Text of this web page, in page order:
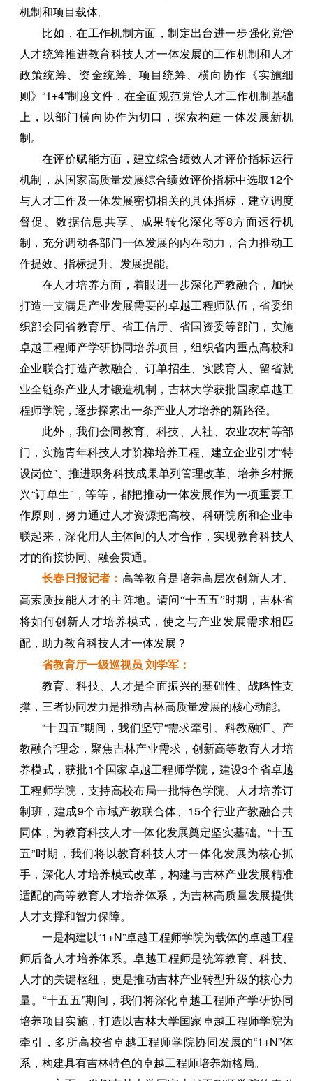
机制和项目载体。
比如，在工作机制方面，制定出台进一步强化党管
人才统筹推进教育科技人才一体发展的工作机制和人才
政策统筹、资金统筹、项目统筹、横向协作《实施细
则》“1+4”制度文件，在全面规范党管人才工作机制基础
上，以部门横向协作为切口，探索构建一体发展新机
制。
在评价赋能方面，建立综合绩效人才评价指标运行
机制，从国家高质量发展综合绩效评价指标中选取12个
与人才工作及一体发展密切相关的具体指标，建立调度
督促、数据信息共享、成果转化深化等8方面运行机
制，充分调动各部门一体发展的内在动力，合力推动工
作提效、指标提升、发展提能。
在人才培养方面，着眼进一步深化产教融合，加快
打造一支满足产业发展需要的卓越工程师队伍，省委组
织部会同省教育厅、省工信厅、省国资委等部门，实施
卓越工程师产学研协同培养项目，组织省内重点高校和
企业联合打造产教融合、订单招生、实践育人、留省就
业全链条产业人才锻造机制，吉林大学获批国家卓越工
程师学院，逐步探索出一条产业人才培养的新路径。
此外，我们会同教育、科技、人社、农业农村等部
门，实施青年科技人才阶梯培养工程、建立企业引才“特
设岗位”、推进职务科技成果单列管理改革、培养乡村振
兴“订单生”，等等，都把推动一体发展作为一项重要工
作原则，努力通过人才资源把高校、科研院所和企业串
联起来，深化用人主体间的人才合作，实现教育科技人
才的衔接协同、 融会贯通。
长春日报记者： 高等教育是培养高层次创新人才、
高素质技能人才的主阵地。请问“十五五”时期，吉林省
将如何创新人才培养模式，使之与产业发展需求相匹
配，助力教育科技人才一体发展？
省教育厅一级巡视员 刘学军：
教育、科技、人才是全面振兴的基础性、战略性支
撑，三者协同发力是推动吉林高质量发展的核心动能。
“十四五”期间，我们坚守“需求牵引、科教融汇、产
教融合”理念，聚焦吉林产业需求，创新高等教育人才培
养模式，获批1个国家卓越工程师学院，建设3个省卓越
工程师学院，支持高校布局一批特色学院、人才培养订
制班，建成9个市域产教联合体、15个行业产教融合共
同体，为教育科技人才一体化发展奠定坚实基础。“十五
五”时期，我们将以教育科技人才一体化发展为核心抓
手，深化人才培养模式改革，构建与吉林产业发展精准
适配的高等教育人才培养体系，为吉林高质量发展提供
人才支撑和智力保障。
一是构建以“1+N”卓越工程师学院为载体的卓越工程
师后备人才培养体系。卓越工程师是统筹教育、科技、
人才的关键枢纽，更是推动吉林产业转型升级的核心力
量。“十五五”期间，我们将深化卓越工程师产学研协同
培养项目实施，打造以吉林大学国家卓越工程师学院为
牵引，多所高校省卓越工程师学院协同发展的“1+N”体
系，构建具有吉林特色的卓越工程师培养新格局。